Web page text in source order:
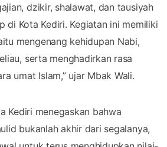
dzikir, shalawat, dan tausiyah
di Kota Kediri. Kegiatan ini memiliki
mengenang kehidupan Nabi,
serta menghadirkan rasa
umat Islam,” ujar Mbak Wali.
Kediri menegaskan bahwa
bukanlah akhir dari segalanya,